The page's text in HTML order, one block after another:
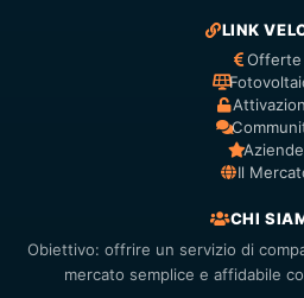
LINK
Offerte
Aziende
Il
CHI
Obiettivo: offrire un servizio di
mercato semplice e affidabile